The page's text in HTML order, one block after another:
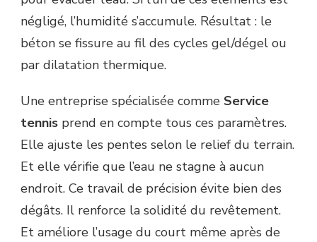
négligé, l’humidité s’accumule. Résultat : le
béton se fissure au fil des cycles gel/dégel ou
par dilatation thermique.
Une entreprise spécialisée comme Service
tennis prend en compte tous ces paramètres.
Elle ajuste les pentes selon le relief du terrain.
Et elle vérifie que l’eau ne stagne à aucun
endroit. Ce travail de précision évite bien des
dégâts. Il renforce la solidité du revêtement.
Et améliore l’usage du court même après de